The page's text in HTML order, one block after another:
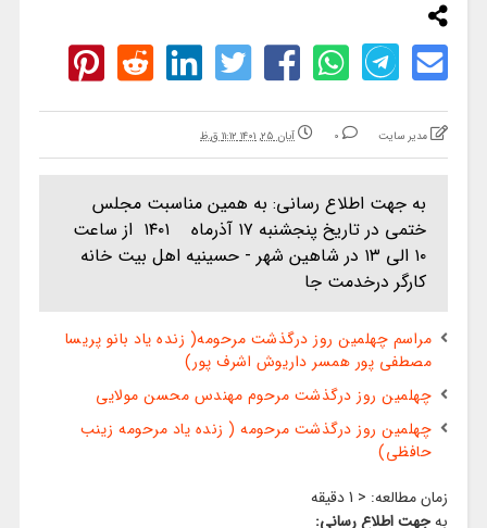
مدیر سایت 0 آبان ۲۵, ۱۴۰۱ ۱۱:۱۲ ق.ظ
به جهت اطلاع رسانی: به همین مناسبت مجلس
ختمی در تاریخ پنجشنبه ۱۷ آذرماه ۱۴۰۱ از ساعت
۱۰ الی ۱۳ در شاهین شهر - حسینیه اهل بیت خانه
کارگر درخدمت جا
مراسم چهلمین روز درگذشت مرحومه( زنده یاد بانو پریسا
مصطفی پور همسر داریوش اشرف پور)
چهلمین روز درگذشت مرحوم مهندس محسن مولایی
چهلمین روز درگذشت مرحومه ( زنده یاد مرحومه زینب
حافظی)
زمان مطالعه: < 1 دقیقه
بهجهت اطلاع رسانی: